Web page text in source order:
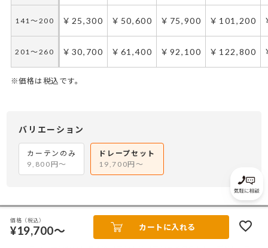
141～200 ￥25,300 ￥50,600 ￥75,900 ￥101,200
201～260 ￥30,700 ￥61,400 ￥92,100 ￥122,800
※価格は税込です。
50～140 ￥29,550
141～200 ￥37,950 ￥75,900
￥184,200
50～140 ￥19,700
141～200 ￥25,300 ￥50,600
￥122,800
バリエーション
カーテンのみ
9,800円～
ドレープセット
19,700円～
ご注文フォーム
価格（税込）
¥19,700～ カートに入れる